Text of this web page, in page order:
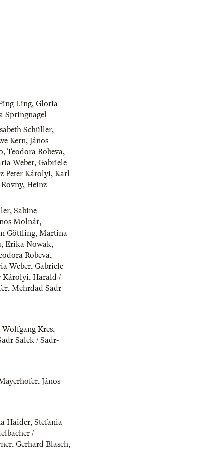
Ling, Gloria
Springnagel
Schüller,
Kern, János
, Teodora Robeva,
Weber, Gabriele
Peter Károlyi, Karl
, Heinz
, Sabine
Molnár,
Göttling, Martina
, Erika Nowak,
Robeva,
Weber, Gabriele
Károlyi, Harald /
, Mehrdad Sadr
Wolfgang Kres,
Salek / Sadr-
, János
Haider, Stefania
/
, Gerhard Blasch,